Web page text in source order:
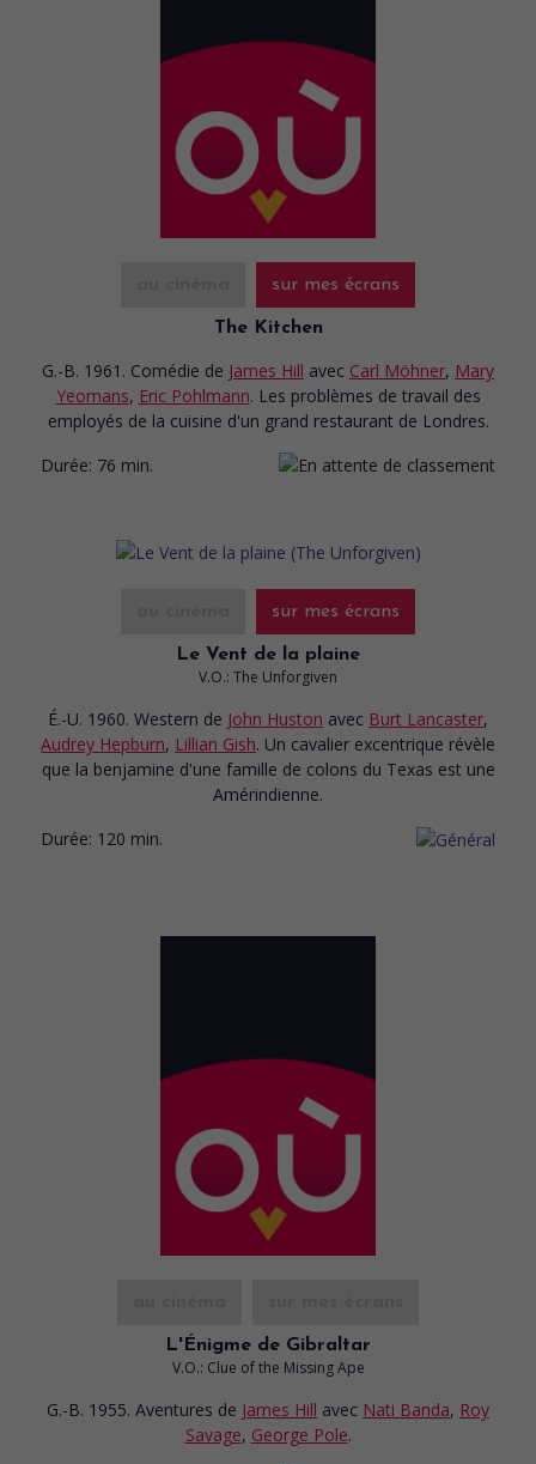
sur mes écrans
The Kitchen
G.-B. 1961. Comédie de James Hill avec Carl Möhner, Mary
Yeomans, Eric Pohlmann. Les problèmes de travail des
employés de la cuisine d'un grand restaurant de Londres.
Durée: 76 min.
sur mes écrans
Le Vent de la plaine
V.O.: The Unforgiven
É.-U. 1960. Western de John Huston avec Burt Lancaster,
Audrey Hepburn, Lillian Gish. Un cavalier excentrique révèle
que la benjamine d'une famille de colons du Texas est une
Amérindienne.
Durée: 120 min.
L'Énigme de Gibraltar
V.O.: Clue of the Missing Ape
G.-B. 1955. Aventures de James Hill avec Nati Banda, Roy
Savage, George Pole.